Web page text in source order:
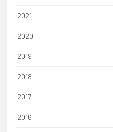
2021
2020
2019
2018
2017
2016